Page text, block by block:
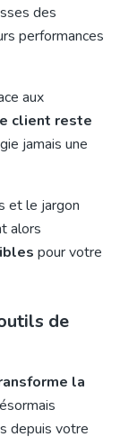
des
performances
aux
client reste
jamais une
et le jargon
alors
pour votre
de
la
depuis votre